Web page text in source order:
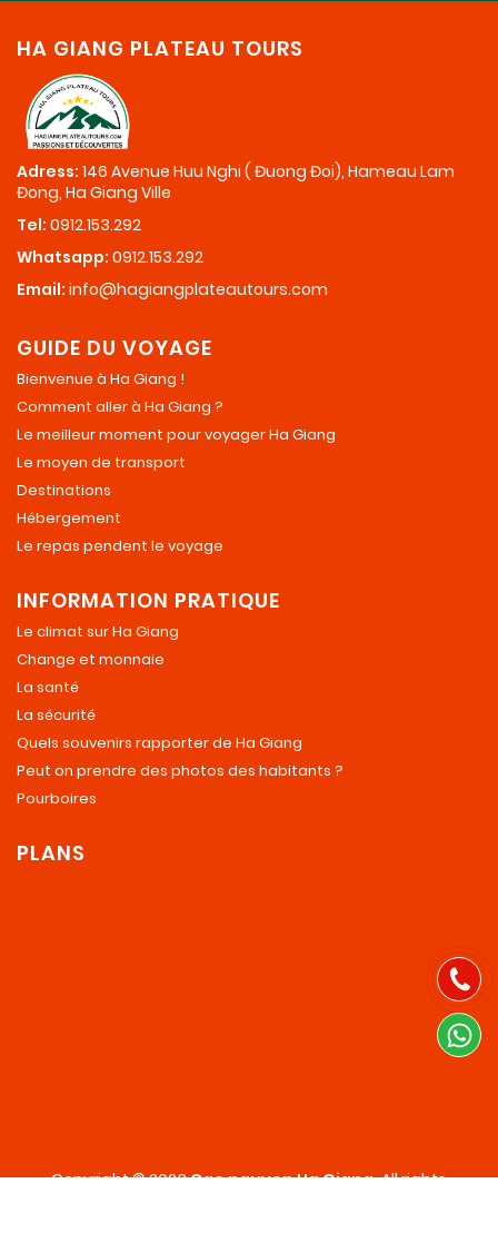
HA GIANG PLATEAU TOURS
Adress: 146 Avenue Huu Nghi ( Đuong Đoi), Hameau Lam
Đong, Ha Giang Ville
Tel: 0912.153.292
Whatsapp: 0912.153.292
Email: info@hagiangplateautours.com
GUIDE DU VOYAGE
Bienvenue à Ha Giang !
Comment aller à Ha Giang ?
Le meilleur moment pour voyager Ha Giang
Le moyen de transport
Destinations
Hébergement
Le repas pendent le voyage
INFORMATION PRATIQUE
Le climat sur Ha Giang
Change et monnaie
La santé
La sécurité
Quels souvenirs rapporter de Ha Giang
Peut on prendre des photos des habitants ?
Pourboires
PLANS
Copyright © 2023Cao nguyen Ha Giang.All rights